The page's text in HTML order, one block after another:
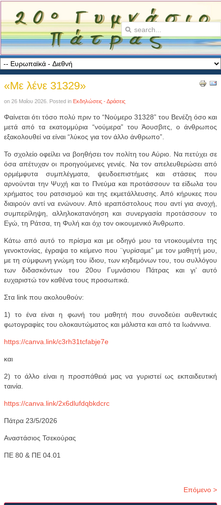
«Με λένε 31329»
on 26 Μαΐου 2026 . Posted in Εκδηλώσεις - Δράσεις
Φαίνεται ότι τόσο πολύ πριν το “Νούμερο 31328” του Βενέζη όσο και
μετά από τα εκατομμύρια “νούμερα” του Άουσβιτς, ο άνθρωπος
εξακολουθεί να είναι “λύκος για τον άλλο άνθρωπο”.
Το σχολείο οφείλει να βοηθήσει τον πολίτη του Αύριο. Να πετύχει σε
όσα απέτυχαν οι προηγούμενες γενιές. Να τον απελευθερώσει από
ορμέμφυτα συμπλέγματα, ψευδοεπιστήμες και στάσεις που
αρνούνται την Ψυχή και το Πνεύμα και προτάσσουν τα είδωλα του
xρήματος του ρατσισμού και της εκμετάλλευσης. Από κήρυκες που
διαιρούν αντί να ενώνουν. Από ιεραπόστολους που αντί για ανοχή,
συμπερίληψη, αλληλοκατανόηση και συνεργασία προτάσσουν το
Εγώ, τη Ράτσα, τη Φυλή και όχι τον οικουμενικό Άνθρωπο.
Κάτω από αυτό το πρίσμα και με οδηγό μου τα ντοκουμέντα της
γενοκτονίας, έγραψα το κείμενο που ¨γυρίσαμε” με τον μαθητή μου,
με τη σύμφωνη γνώμη του ίδιου, των κηδεμόνων του, του συλλόγου
των διδασκόντων του 20ου Γυμνάσιου Πάτρας και γι’ αυτό
ευχαριστώ τον καθένα τους προσωπικά.
Στα link που ακολουθούν:
1) το ένα είναι η φωνή του μαθητή που συνοδεύει αυθεντικές
φωτογραφίες του ολοκαυτώματος και μάλιστα και από τα Ιωάννινα.
https://canva.link/c3rh31tcfabje7e
και
2) το άλλο είναι η προσπάθειά μας να γυριστεί ως εκπαιδευτική
ταινία.
https://canva.link/2x6dlufdqbkdcrc
Πάτρα 23/5/2026
Αναστάσιος Τσεκούρας
ΠΕ 80 & ΠΕ 04.01
Επόμενο >